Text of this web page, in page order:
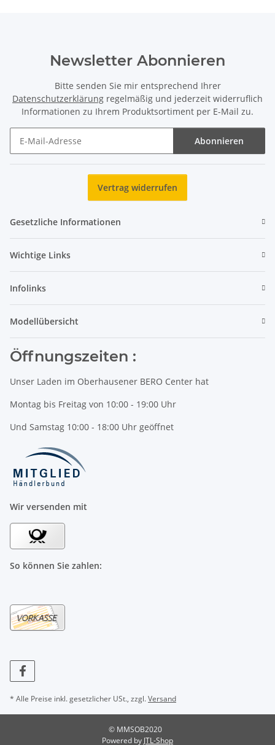
Newsletter Abonnieren
Bitte senden Sie mir entsprechend Ihrer
Datenschutzerklärung regelmäßig und jederzeit widerruflich
Informationen zu Ihrem Produktsortiment per E-Mail zu.
Abonnieren
Vertrag widerrufen
Gesetzliche Informationen
Wichtige Links
Infolinks
Modellübersicht
Öffnungszeiten :
Unser Laden im Oberhausener BERO Center hat
Montag bis Freitag von 10:00 - 19:00 Uhr
Und Samstag 10:00 - 18:00 Uhr geöffnet
Wir versenden mit
So können Sie zahlen:
* Alle Preise inkl. gesetzlicher USt., zzgl.Versand
© MMSOB2020
Powered by JTL-Shop